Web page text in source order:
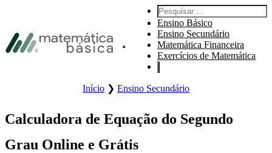
Saltar para o rodapé
Abrir menu principal.
Pesquisar:
Ensino Básico
Ensino Secundário
Matemática Financeira
Exercícios de Matemática
Início ❯ Ensino Secundário
Calculadora de Equação do Segundo
Grau Online e Grátis